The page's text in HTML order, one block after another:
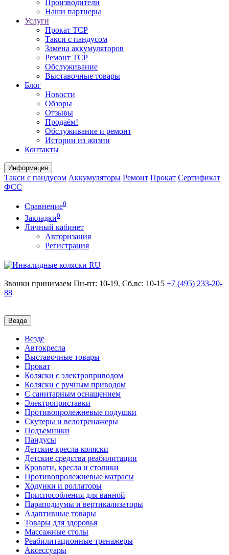
Производители
Наши партнеры
Услуги
Прокат ТСР
Такси с пандусом
Замена аккумуляторов
Ремонт ТСР
Обслуживание
Выставочные товары
Блог
Новости
Обзоры
Отзывы
Продаём!
Обслуживание и ремонт
Истории из жизни
Контакты
Информация
Такси с пандусом Аккумуляторы Ремонт Прокат Сертификат
ФСС
Сравнение0
Закладки0
Личный кабинет
Авторизация
Регистрация
Звонки принимаем Пн-пт: 10-19. Сб,вс: 10-15 +7 (495) 233-20-
88
Везде
Везде
Автокресла
Выставочные товары
Прокат
Коляски с электроприводом
Коляски с ручным приводом
С санитарным оснащением
Электроприставки
Противопролежневые подушки
Скутеры и велотренажеры
Подъемники
Пандусы
Детские кресла-коляски
Детские средства реабилитации
Кровати, кресла и столики
Противопролежневые матрасы
Ходунки и роллаторы
Приспособления для ванной
Параподиумы и вертикализаторы
Адаптивные товары
Товары для здоровья
Массажные столы
Реабилитационные тренажеры
Аксессуары